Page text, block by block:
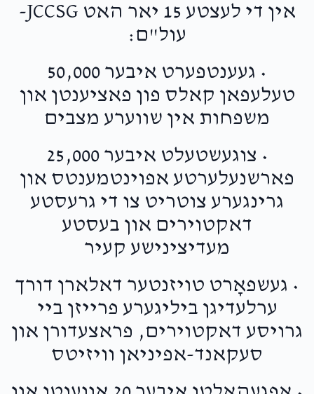
אין די לעצטע 15 יאר האט JCCSG-
עול"ם:
• געענטפערט איבער 50,000
טעלעפאן קאלס פון פאציענטן און
משפחות אין שווערע מצבים
• צוגעשטעלט איבער 25,000
פארשנעלערטע אפוינטמענטס און
גרינגערע צוטריט צו די גרעסטע
דאקטוירים און בעסטע
מעדיצינישע קעיר
• געשפאָרט טויזנטער דאלארן דורך
ערלעדיגן ביליגערע פרייזן ביי
גרויסע דאקטוירים, פראצעדורן און
סעקאנד-אפיניאן וויזיטס